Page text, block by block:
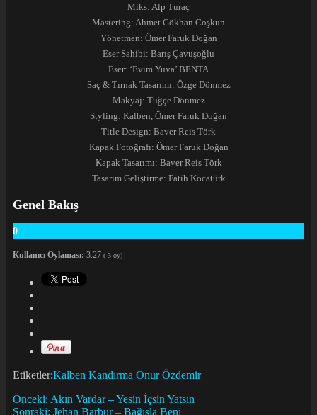
Miks: Alp Turaç
Mastering: Ahmet Gökhan Coşkun
Yönetmen: Ömer Faruk Doğan
Eser Sahibi: Barış Çavuşoğlu
Eser: ‘Evim Yuva’ BENTA
Saç & Tırnak Tasarımı: Özge Dönmez
Makyaj: Tuğçe Dönmez
Styling: Kalben, Ömer Faruk Doğan
Title Design: Baver Reis Törk
Kapak Fotoğrafı: Ömer Faruk Doğan
Kapak Tasarımı: Baver Reis Törk
Tasarım Geliştirme: Fatih Kocatürk
Genel Bakış
0
Kullanıcı Oylaması: 3.27 ( 3 oy)
Etiketler:Kalben Kandırma Onur Özdemir
Önceki: Akın Vardar – Yesin İçsin Yatsın
Sonraki: Jehan Barbur – Bağışla Beni